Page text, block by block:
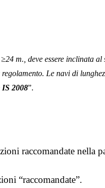
m., deve essere inclinata al
Le navi di
IS 2008”.
raccomandate nella
“raccomandate”.